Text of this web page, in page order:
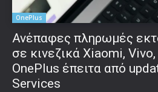
OnePlus
Ανέπαφες πληρωμές
σε κινεζικά Xiaomi, Vivo,
OnePlus έπειτα από
Services